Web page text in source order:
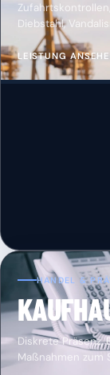
Diebstahl,
LEISTUNG
HANDEL &
Diskrete Präsenz,
Maßnahmen zum